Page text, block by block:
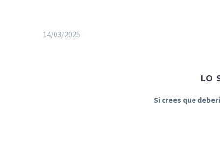
14/03/2025
LO
Si crees que